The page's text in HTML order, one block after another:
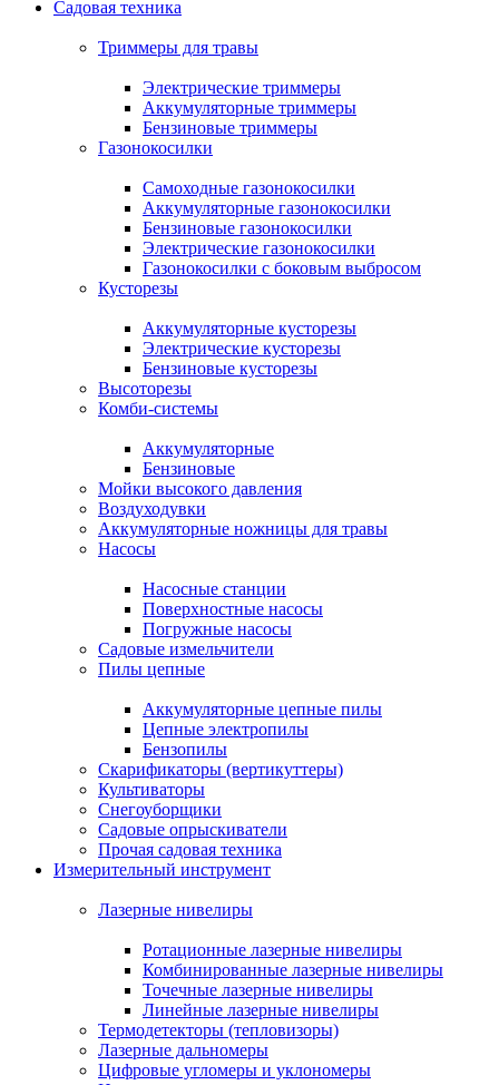
Садовая техника
Триммеры для травы
Электрические триммеры
Аккумуляторные триммеры
Бензиновые триммеры
Газонокосилки
Самоходные газонокосилки
Аккумуляторные газонокосилки
Бензиновые газонокосилки
Электрические газонокосилки
Газонокосилки с боковым выбросом
Кусторезы
Аккумуляторные кусторезы
Электрические кусторезы
Бензиновые кусторезы
Высоторезы
Комби-системы
Аккумуляторные
Бензиновые
Мойки высокого давления
Воздуходувки
Аккумуляторные ножницы для травы
Насосы
Насосные станции
Поверхностные насосы
Погружные насосы
Садовые измельчители
Пилы цепные
Аккумуляторные цепные пилы
Цепные электропилы
Бензопилы
Скарификаторы (вертикуттеры)
Культиваторы
Снегоуборщики
Садовые опрыскиватели
Прочая садовая техника
Измерительный инструмент
Лазерные нивелиры
Ротационные лазерные нивелиры
Комбинированные лазерные нивелиры
Точечные лазерные нивелиры
Линейные лазерные нивелиры
Термодетекторы (тепловизоры)
Лазерные дальномеры
Цифровые угломеры и уклономеры